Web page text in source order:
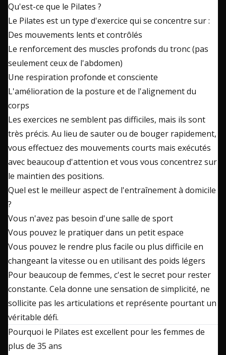
Qu'est-ce que le Pilates ?
Le Pilates est un type d'exercice qui se concentre sur :
Des mouvements lents et contrôlés
Le renforcement des muscles profonds du tronc (pas
seulement ceux de l'abdomen)
Une respiration profonde et consciente
L'amélioration de la posture et de l'alignement du
corps
Les exercices ne semblent pas difficiles, mais ils sont
très précis. Au lieu de sauter ou de bouger rapidement,
vous effectuez des mouvements courts mais exécutés
avec beaucoup d'attention et vous vous concentrez sur
le maintien des positions.
Quel est le meilleur aspect de l'entraînement à domicile
?
Vous n'avez pas besoin d'une salle de sport
Vous pouvez le pratiquer dans un petit espace
Vous pouvez le rendre plus facile ou plus difficile en
changeant la vitesse ou en utilisant des poids légers
Pour beaucoup de femmes, c'est le secret pour rester
constante. Cela donne une sensation de simplicité, ne
sollicite pas les articulations et représente pourtant un
véritable défi.
Pourquoi le Pilates est excellent pour les femmes de
plus de 35 ans